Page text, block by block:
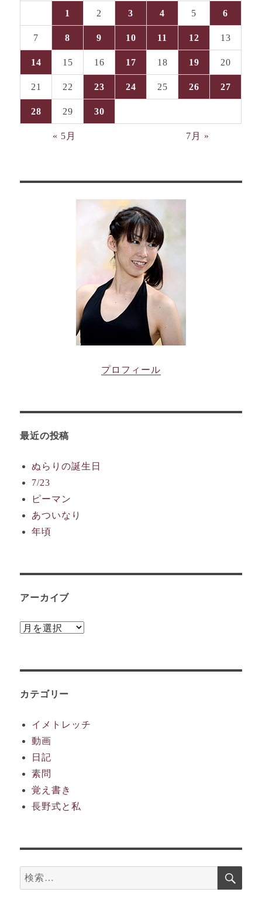
1 2 3 4 5 6
7 8 9 10 11 12 13
14 15 16 17 18 19 20
21 22 23 24 25 26 27
28 29 30
« 5月 7月 »
プロフィール
最近の投稿
ぬらりの誕生日
7/23
ピーマン
あついなり
年頃
アーカイブ
ア
ブ
カテゴリー
イメトレッチ
動画
日記
素問
覚え書き
長野式と私
検
索:
検